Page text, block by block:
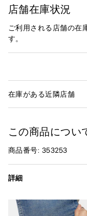
店舗在庫状況
ご利用される店舗の在
す。
在庫がある近隣店舗
この商品につい
商品番号: 353253
詳細